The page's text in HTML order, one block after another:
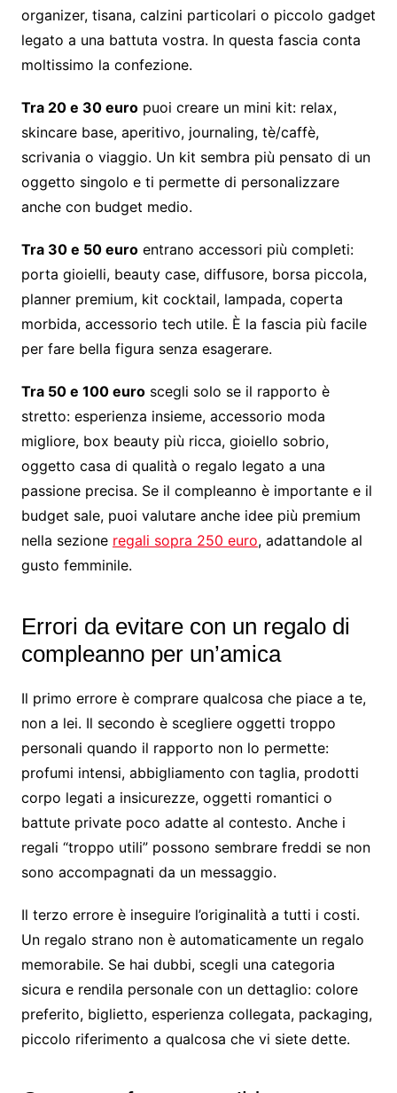
organizer, tisana, calzini particolari o piccolo gadget
legato a una battuta vostra. In questa fascia conta
moltissimo la confezione.
Tra 20 e 30 europuoi creare un mini kit: relax,
skincare base, aperitivo, journaling, tè/caffè,
scrivania o viaggio. Un kit sembra più pensato di un
oggetto singolo e ti permette di personalizzare
anche con budget medio.
Tra 30 e 50 euroentrano accessori più completi:
porta gioielli, beauty case, diffusore, borsa piccola,
planner premium, kit cocktail, lampada, coperta
morbida, accessorio tech utile. È la fascia più facile
per fare bella figura senza esagerare.
Tra 50 e 100 euroscegli solo se il rapporto è
stretto: esperienza insieme, accessorio moda
migliore, box beauty più ricca, gioiello sobrio,
oggetto casa di qualità o regalo legato a una
passione precisa. Se il compleanno è importante e il
budget sale, puoi valutare anche idee più premium
nella sezione regali sopra 250 euro, adattandole al
gusto femminile.
Errori da evitare con un regalo di
compleanno per un’amica
Il primo errore è comprare qualcosa che piace a te,
non a lei. Il secondo è scegliere oggetti troppo
personali quando il rapporto non lo permette:
profumi intensi, abbigliamento con taglia, prodotti
corpo legati a insicurezze, oggetti romantici o
battute private poco adatte al contesto. Anche i
regali “troppo utili” possono sembrare freddi se non
sono accompagnati da un messaggio.
Il terzo errore è inseguire l’originalità a tutti i costi.
Un regalo strano non è automaticamente un regalo
memorabile. Se hai dubbi, scegli una categoria
sicura e rendila personale con un dettaglio: colore
preferito, biglietto, esperienza collegata, packaging,
piccolo riferimento a qualcosa che vi siete dette.